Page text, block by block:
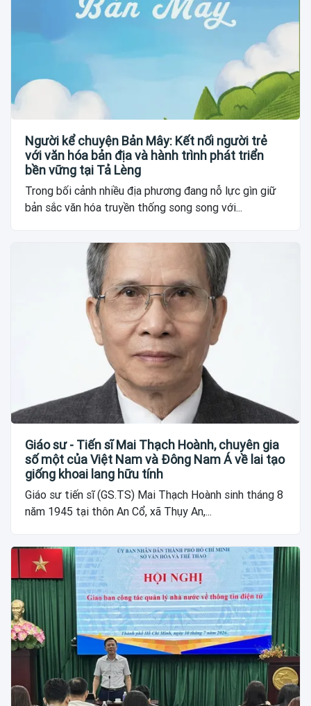
Người kể chuyện Bản Mây: Kết nối người trẻ
với văn hóa bản địa và hành trình phát triển
bền vững tại Tả Lèng
Trong bối cảnh nhiều địa phương đang nỗ lực gìn giữ
bản sắc văn hóa truyền thống song song với...
Giáo sư - Tiến sĩ Mai Thạch Hoành, chuyên gia
số một của Việt Nam và Đông Nam Á về lai tạo
giống khoai lang hữu tính
Giáo sư tiến sĩ (GS.TS) Mai Thạch Hoành sinh tháng 8
năm 1945 tại thôn An Cổ, xã Thụy An,...